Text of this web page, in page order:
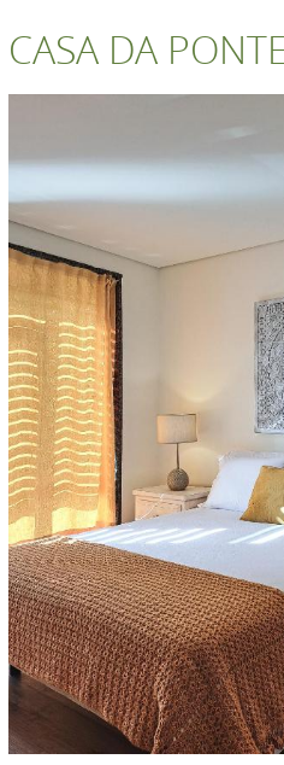
CASA DA